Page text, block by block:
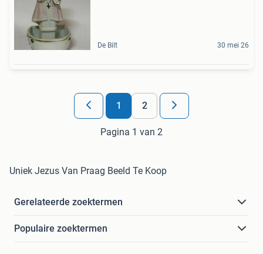
De Bilt 30 mei 26
1 2
Pagina 1 van 2
Uniek Jezus Van Praag Beeld Te Koop
Gerelateerde zoektermen
Populaire zoektermen